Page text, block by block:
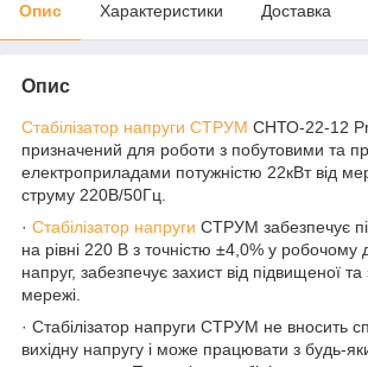
Опис Характеристики Доставка
Опис
Стабілізатор напруги СТРУМ СНТО-22-12
призначений для роботи з побутовими та
електроприладами потужністю 22кВт від
струму 220В/50Гц.
· Стабілізатор напруги СТРУМ забезпечує
на рівні 220 В з точністю ±4,0% у робочому
напруг, забезпечує захист від підвищеної
мережі.
· Стабілізатор напруги СТРУМ не вносить
вихідну напругу і може працювати з будь-